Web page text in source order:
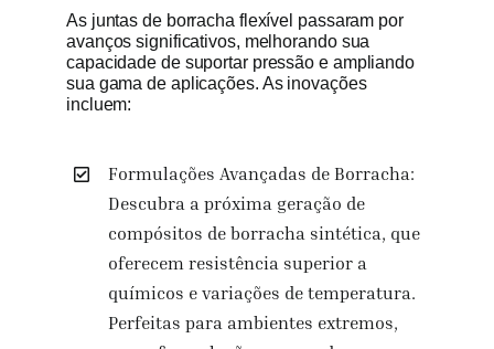
As juntas de borracha flexível passaram por
avanços significativos, melhorando sua
capacidade de suportar pressão e ampliando
sua gama de aplicações. As inovações
incluem:
Formulações Avançadas de Borracha:
Descubra a próxima geração de
compósitos de borracha sintética, que
oferecem resistência superior a
químicos e variações de temperatura.
Perfeitas para ambientes extremos,